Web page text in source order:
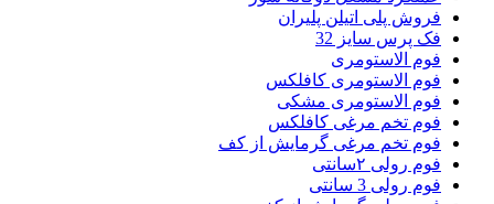
فروش پلی اتیلن پلیران
فک پرس سایز 32
فوم الاستومری
فوم الاستومری کافلکس
فوم الاستومری مشکی
فوم تخم مرغی کافلکس
فوم تخم مرغی گرمایش از کف
فوم رولی ۲سانتی
فوم رولی 3 سانتی